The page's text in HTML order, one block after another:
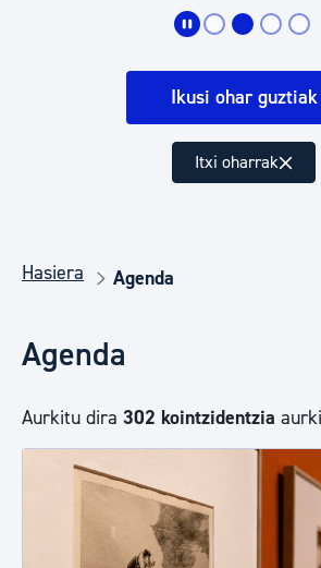
Ikusi ohar guztiak
Itxi oharrak
Hasiera Agenda
Agenda
Aurkitu dira 302 kointzidentzia